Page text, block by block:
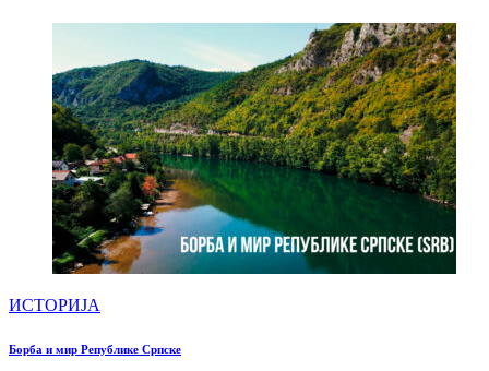
ИСТОРИЈА
Борба и мир Републике Српске